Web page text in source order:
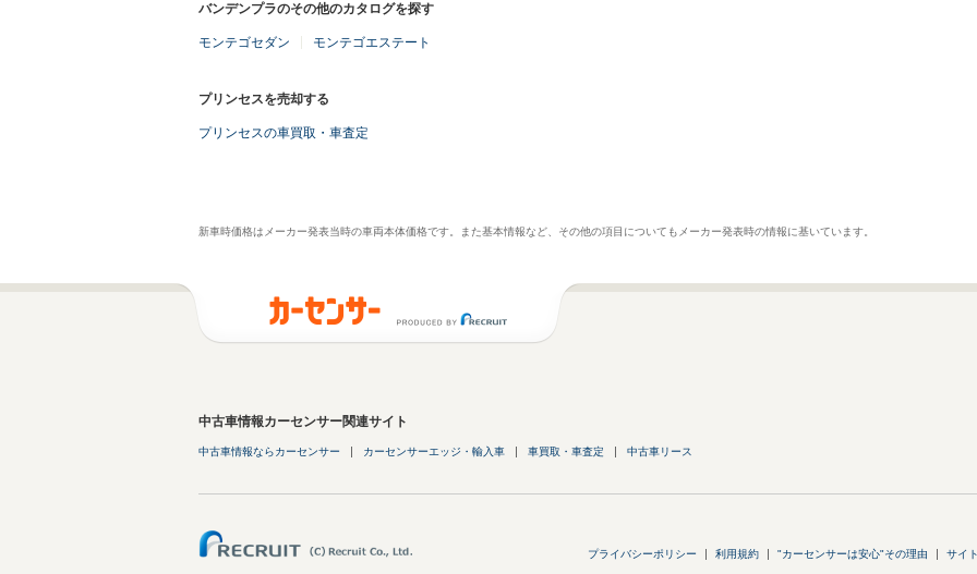
バンデンプラのその他のカタログを探す
モンテゴセダン モンテゴエステート
プリンセスを売却する
プリンセスの車買取・車査定
新車時価格はメーカー発表当時の車両本体価格です。また基本情報など、その他の項目についてもメーカー発表時の情報に基いています。
中古車情報カーセンサー関連サイト
中古車情報ならカーセンサー カーセンサーエッジ・輸入車 車買取・車査定 中古車リース
プライバシーポリシー 利用規約 "カーセンサーは安心"その理由 サイ